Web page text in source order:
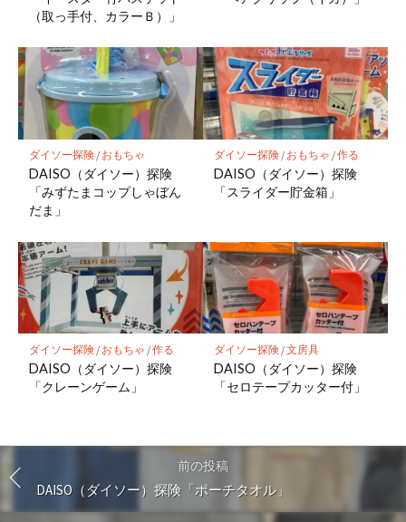
（取っ手付、カラーＢ）」
ダイソー探険/ おもちゃ
DAISO（ダイソー）探険
「みずたまコップしゃぼん
だま」
ダイソー探険/ おもちゃ /作る
DAISO（ダイソー）探険
「スライダー貯金箱」
ダイソー探険/ おもちゃ /作る
DAISO（ダイソー）探険
「クレーンゲーム」
ダイソー探険/文房具
DAISO（ダイソー）探険
「セロテープカッター付」
前の投稿
DAISO（ダイソー）探険「ポーチタオル」